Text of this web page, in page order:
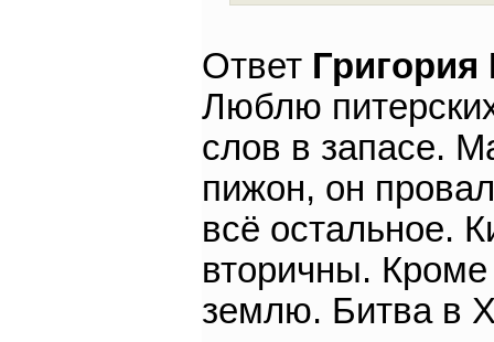
Ответ
Люблю
слов в запасе.
пижон, он
всё остальное.
вторичны. Кроме
землю. Битва в